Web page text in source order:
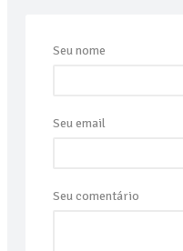
Seu nome
Seu email
Seu comentário